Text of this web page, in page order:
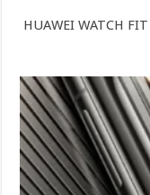
HUAWEI WATCH